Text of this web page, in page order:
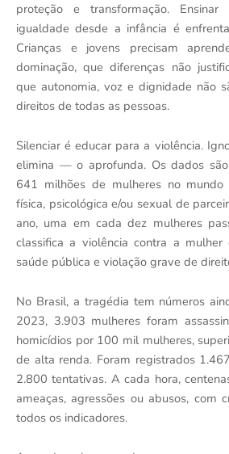
proteção e transformação.
igualdade desde a infância é
Crianças e jovens precisam
dominação, que diferenças não
que autonomia, voz e dignidade não
direitos de todas as pessoas.
Silenciar é educar para a violência.
elimina — o aprofunda. Os dados
641 milhões de mulheres no mundo
física, psicológica e/ou sexual de
ano, uma em cada dez mulheres
classifica a violência contra a mulher
saúde pública e violação grave de
No Brasil, a tragédia tem números
2023, 3.903 mulheres foram
homicídios por 100 mil mulheres,
de alta renda. Foram registrados
2.800 tentativas. A cada hora,
ameaças, agressões ou abusos, com
todos os indicadores.